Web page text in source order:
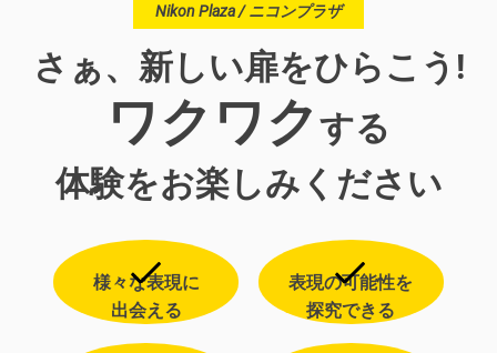
Nikon Plaza / ニコンプラザ
さぁ、新しい扉をひらこう!
ワクワクする
体験をお楽しみください
様々な表現に
出会える
表現の可能性を
探究できる